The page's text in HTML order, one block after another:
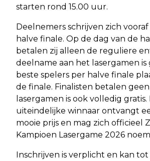
starten rond 15.00 uur.
Deelnemers schrijven zich
halve finale. Op de dag van de
betalen zij alleen de reguliere
deelname aan het lasergamen is
beste spelers per halve finale
de finale. Finalisten betalen
lasergamen is ook volledig gratis.
uiteindelijke winnaar ontvangt
mooie prijs en mag zich officieel
Kampioen Lasergame 2026
Inschrijven is verplicht en kan